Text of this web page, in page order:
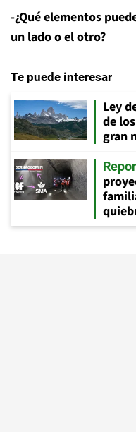
-¿Qué elementos
un lado o el otro?
Te puede interesar
Ley
de
gran